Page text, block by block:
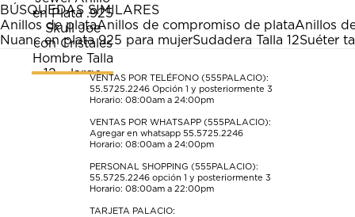
estrella
Esta
acción
abrirá
el
formulario
estrellas.
Esta
acción
abrirá
el
formulario
de
estrellas.
Esta
acción
abrirá
el
formulario
de
estrellas.
Esta
acción
abrirá
formulario
de
acción
abrirá
formulario
de
envío.
BÚSQUEDAS SIMILARES
Anillos de plataAnillos de compromiso de plataAnillos
Nuanc en plata 925 para mujerSudadera Talla 12Suéter
VENTAS POR TELÉFONO (555PALACIO):
55.5725.2246 Opción 1 y posteriormente 3
Horario: 08:00am a 24:00pm
VENTAS POR WHATSAPP (555PALACIO):
Agregar en whatsapp 55.5725.2246
Horario: 08:00am a 24:00pm
PERSONAL SHOPPING (555PALACIO):
55.5725.2246 opción 1 y posteriormente 3
Horario: 08:00am a 22:00pm
TARJETA PALACIO: